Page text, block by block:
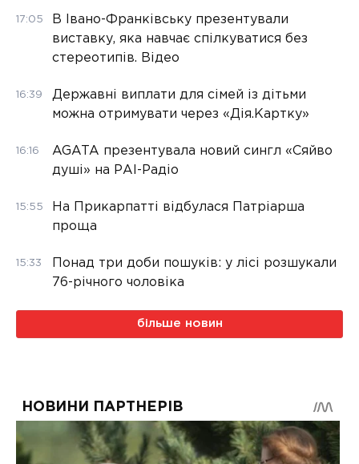
17:05
В Івано-Франківську презентували
виставку, яка навчає спілкуватися без
стереотипів. Відео
16:39
Державні виплати для сімей із дітьми
можна отримувати через «Дія.Картку»
16:16
AGATA презентувала новий сингл «Сяйво
душі» на РАІ-Радіо
15:55
На Прикарпатті відбулася Патріарша
проща
15:33
Понад три доби пошуків: у лісі розшукали
76-річного чоловіка
більше новин